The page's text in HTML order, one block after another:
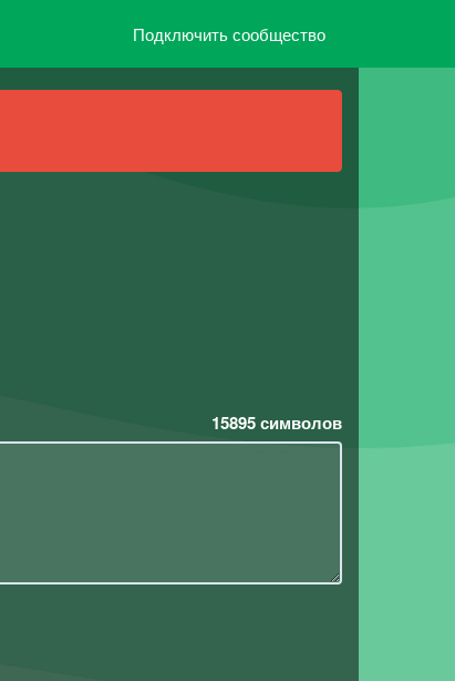
Подключить сообщество
15895символов